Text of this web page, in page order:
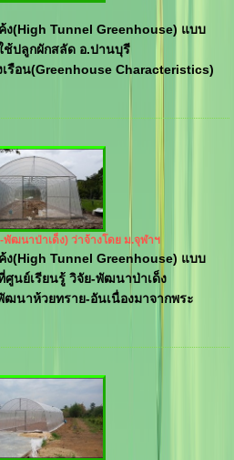
ง(High Tunnel Greenhouse) แบบ
ช้ปลูกผักสลัด อ.ปานบุรี
รือน(Greenhouse Characteristics)
ฒนาป่าเด็ง) ว่าจ้างโดย ม.จุฬาฯ
ง(High Tunnel Greenhouse) แบบ
ศูนย์เรียนรู้ วิจัย-พัฒนาป่าเด็ง
นาห้วยทราย-อันเนื่องมาจากพระ